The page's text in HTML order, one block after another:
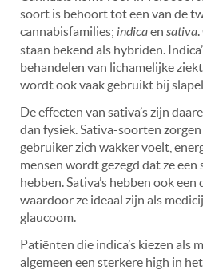
soort is behoort tot een van de
cannabisfamilies; indicaen sativa
staan bekend als hybriden.
behandelen van lichamelijke
wordt ook vaak gebruikt bij
De effecten van sativa’s zijn
dan fysiek. Sativa-soorten
gebruiker zich wakker voelt,
mensen wordt gezegd dat ze
hebben. Sativa’s hebben ook
waardoor ze ideaal zijn als
glaucoom.
Patiënten die indica’s kiezen als
algemeen een sterkere high in